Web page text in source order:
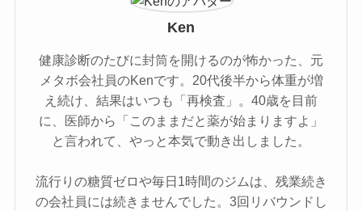
Ken
健康診断のたびに封筒を開けるのが怖かった、元
メタボ会社員のKenです。20代後半から体重が増
え続け、結果はいつも「再検査」。40歳を目前
に、医師から「このままだと薬が始まりますよ」
と言われて、やっと本気で動き出しました。
流行りの糖質ゼロや毎日1時間のジムは、残業続き
の会社員には続きませんでした。3回リバウンドし